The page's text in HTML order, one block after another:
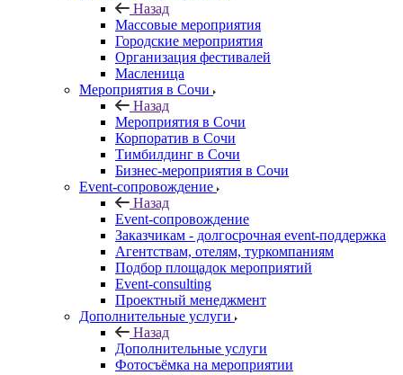
Назад
Массовые мероприятия
Городские мероприятия
Организация фестивалей
Масленица
Мероприятия в Сочи
Назад
Мероприятия в Сочи
Корпоратив в Сочи
Тимбилдинг в Сочи
Бизнес-мероприятия в Сочи
Event-сопровождение
Назад
Event-сопровождение
Заказчикам - долгосрочная event-поддержка
Агентствам, отелям, туркомпаниям
Подбор площадок мероприятий
Event-consulting
Проектный менеджмент
Дополнительные услуги
Назад
Дополнительные услуги
Фотосъёмка на мероприятии